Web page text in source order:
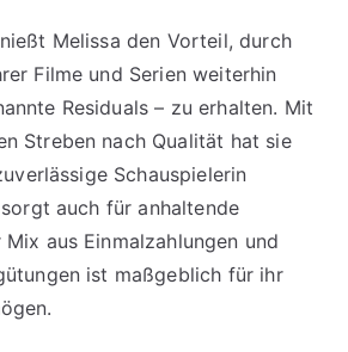
Melissa den Vorteil, durch
Filme und Serien weiterhin
Residuals – zu erhalten. Mit
Streben nach Qualität hat sie
Schauspielerin
auch für anhaltende
Mix aus Einmalzahlungen und
ist maßgeblich für ihr